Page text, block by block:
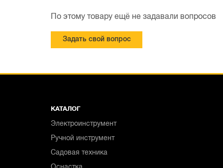
По этому товару ещё не задавали вопросов
Задать свой вопрос
КАТАЛОГ
Электроинструмент
Ручной инструмент
Садовая техника